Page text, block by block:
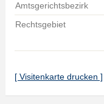
Amtsgerichtsbezirk
Rechtsgebiet
[ Visitenkarte drucken ]